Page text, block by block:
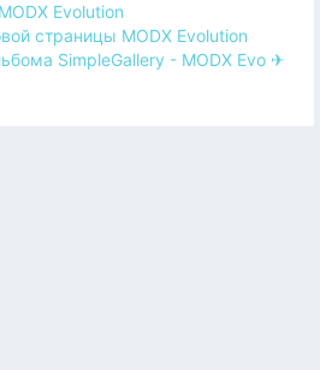
Evolution
страницы MODX Evolution
SimpleGallery - MODX Evo ✈